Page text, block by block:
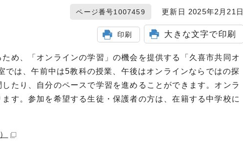
ページ番号1007459 更新日 2025年2月21日
印刷 大きな文字で印刷
め、「オンラインの学習」の機会を提供する「久喜市共同オ
は、午前中は5教科の授業、午後はオンラインならではの探
たり、自分のペースで学習を進めることができます。オンラ
す。参加を希望する生徒・保護者の方は、在籍する中学校に